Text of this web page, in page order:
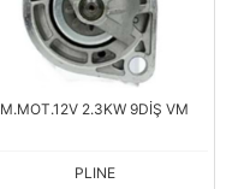
M.MOT.12V 2.3KW 9DİŞ VM
PLINE